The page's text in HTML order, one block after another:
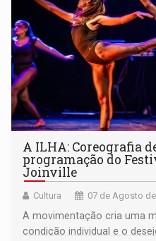
A ILHA: Coreografia
programação do
Joinville
Cultura 07 de Agosto
A movimentação cria uma
condição individual e o